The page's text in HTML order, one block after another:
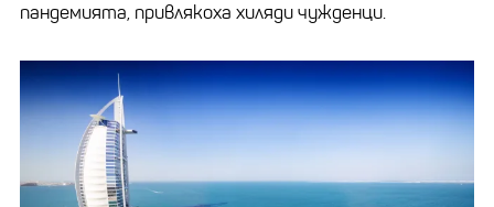
пандемията, привлякоха хиляди чужденци.